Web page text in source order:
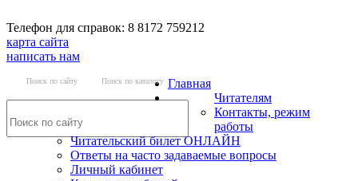
Телефон для справок: 8 8172 759212
карта сайта
написать нам
Поиск по сайту Поиск по каталогу Главная
Читателям
Контакты, режим
работы
Читательский билет ОНЛАЙН
Ответы на часто задаваемые вопросы
Личный кабинет